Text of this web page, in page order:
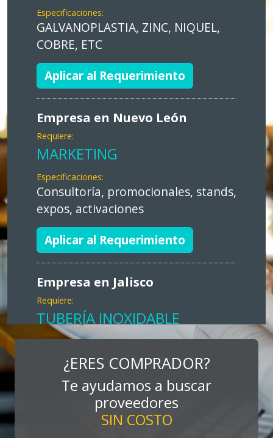
Especificaciones:
GALVANOPLASTIA, ZINC, NIQUEL,
COBRE, ETC
Aplicar al Requerimiento
Empresa en Nuevo León
Requiere:
MARKETING
Especificaciones:
Consultoría, promocionales, stands,
expos, activaciones
Aplicar al Requerimiento
Empresa en Jalisco
Requiere:
TUBERÍA INOXIDABLE
Especificaciones:
cualquiera
Aplicar al Requerimiento
Empresa en Jalisco
¿ERES COMPRADOR?
Te ayudamos a buscar
proveedores
SIN COSTO